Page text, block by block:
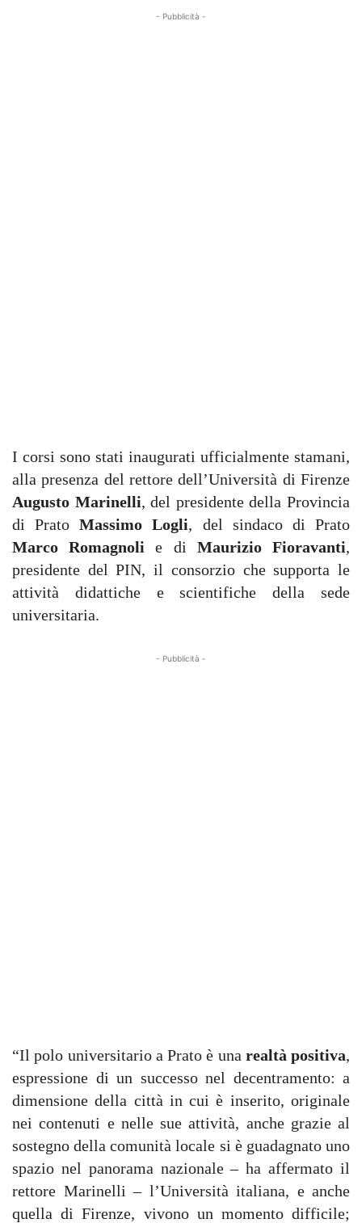
- Pubblicità -
I corsi sono stati inaugurati ufficialmente stamani,
alla presenza del rettore dell’Università di Firenze
Augusto Marinelli, del presidente della Provincia
di PratoMassimo Logli, del sindaco di Prato
Marco Romagnoli e di Maurizio Fioravanti,
presidente del PIN, il consorzio che supporta le
attività didattiche e scientifiche della sede
universitaria.
- Pubblicità -
“Il polo universitario a Prato è una realtà positiva,
espressione di un successo nel decentramento: a
dimensione della città in cui è inserito, originale
nei contenuti e nelle sue attività, anche grazie al
sostegno della comunità locale si è guadagnato uno
spazio nel panorama nazionale – ha affermato il
rettore Marinelli – l’Università italiana, e anche
quella di Firenze, vivono un momento difficile;